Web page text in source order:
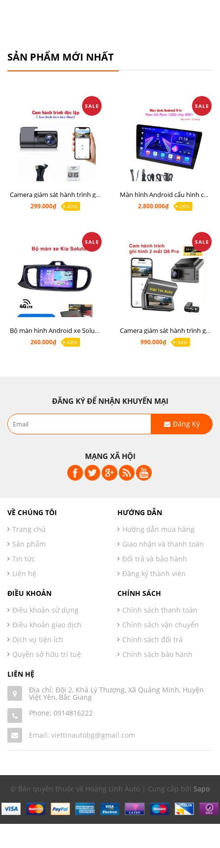
SẢN PHẨM MỚI NHẤT
SALE
Camera giám sát hành trình giá rẻ, cam hành trình cho màn Android, cam hành trình kết nối điện thoại
299.000₫
-40%
SALE
Màn hình Android cấu hình cao Ram 6G Rom 128G chip 8 nhân 8581
2.800.000₫
-28%
SALE
Bộ màn hình Android xe Soluto, mặt dưỡng lắp màn hình Soluto kèm rắc zin
260.000₫
-68%
SALE
Camera giám sát hành trình ghi hình 2 mắt Q8 Pro độ phân giải 2K +1080P
990.000₫
-34%
ĐĂNG KÝ ĐỂ NHẬN KHUYẾN MẠI
Đăng Ký
MẠNG XÃ HỘI
VỀ CHÚNG TÔI
Trang chủ
Sản phẩm
Tin tức
Liên hệ
HƯỚNG DẪN
Hướng dẫn mua hàng
Giao nhận và thanh toán
Đổi trả và bảo hành
Đăng ký thành viên
ĐIỀU KHOẢN
Điều khoản sử dụng
Điều khoản giao dịch
Dịch vụ tiện ích
Quyền sở hữu trí tuệ
CHÍNH SÁCH
Chính sách thanh toán
Chính sách vận chuyển
Chính sách đổi trả
Chính sách bảo hành
LIÊN HỆ
Địa chỉ: Đội 2, Khả Lý Thượng, Xã Quảng Minh, Huyện
Việt Yên, Bắc Giang
Phone: 0914816222
Email: viettinautobg@gmail.com
© Bản quyền thuộc về Hoàng Linh Auto | Cung cấp bởi Sapo